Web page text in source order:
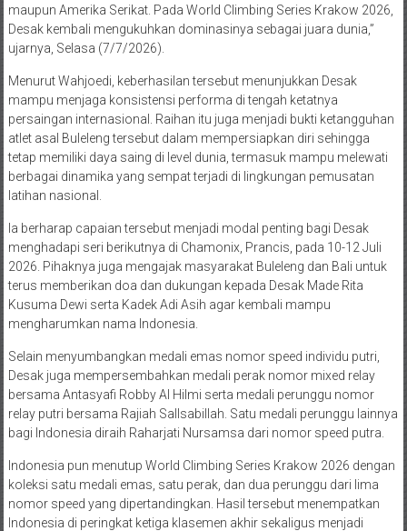
maupun Amerika Serikat. Pada World Climbing Series Krakow 2026,
Desak kembali mengukuhkan dominasinya sebagai juara dunia,”
ujarnya, Selasa (7/7/2026).
Menurut Wahjoedi, keberhasilan tersebut menunjukkan Desak
mampu menjaga konsistensi performa di tengah ketatnya
persaingan internasional. Raihan itu juga menjadi bukti ketangguhan
atlet asal Buleleng tersebut dalam mempersiapkan diri sehingga
tetap memiliki daya saing di level dunia, termasuk mampu melewati
berbagai dinamika yang sempat terjadi di lingkungan pemusatan
latihan nasional.
Ia berharap capaian tersebut menjadi modal penting bagi Desak
menghadapi seri berikutnya di Chamonix, Prancis, pada 10-12 Juli
2026. Pihaknya juga mengajak masyarakat Buleleng dan Bali untuk
terus memberikan doa dan dukungan kepada Desak Made Rita
Kusuma Dewi serta Kadek Adi Asih agar kembali mampu
mengharumkan nama Indonesia.
Selain menyumbangkan medali emas nomor speed individu putri,
Desak juga mempersembahkan medali perak nomor mixed relay
bersama Antasyafi Robby Al Hilmi serta medali perunggu nomor
relay putri bersama Rajiah Sallsabillah. Satu medali perunggu lainnya
bagi Indonesia diraih Raharjati Nursamsa dari nomor speed putra.
Indonesia pun menutup World Climbing Series Krakow 2026 dengan
koleksi satu medali emas, satu perak, dan dua perunggu dari lima
nomor speed yang dipertandingkan. Hasil tersebut menempatkan
Indonesia di peringkat ketiga klasemen akhir sekaligus menjadi